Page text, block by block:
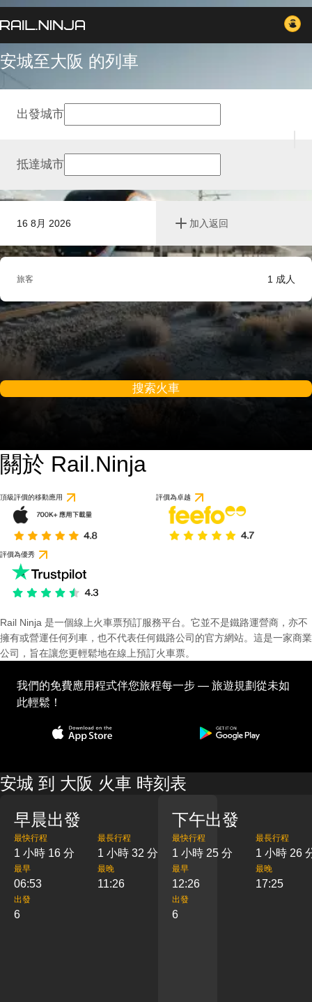
安城至大阪 的列車
16 8月 2026 加入返回
出發城市
抵達城市
旅客 1 成人
搜索火車
關於 Rail.Ninja
頂級評價的移動應用 評價為卓越
評價為優秀
Rail Ninja 是一個線上火車票預訂服務平台。它並不是鐵路運營商，亦不
擁有或營運任何列車，也不代表任何鐵路公司的官方網站。這是一家商業
公司，旨在讓您更輕鬆地在線上預訂火車票。
我們的免費應用程式伴您旅程每一步 — 旅遊規劃從未如
此輕鬆！
安城 到 大阪 火車 時刻表
早晨出發
最快行程
1 小時 16 分
最長行程
1 小時 32 分
最早
06:53
最晚
11:26
出發
6
下午出發
最快行程
1 小時 25 分
最長行程
1 小時 26
最早
12:26
最晚
17:25
出發
6